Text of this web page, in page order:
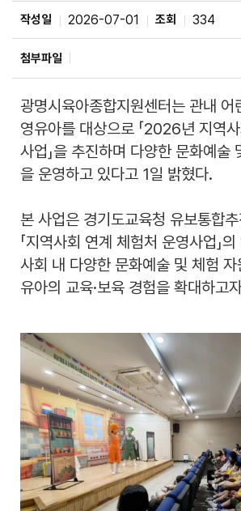
작성일 2026-07-01 조회 334
첨부파일
광명시육아종합지원센터는 관내 어
영유아를 대상으로 「2026년 지역
사업」을 추진하며 다양한 문화예술
을 운영하고 있다고 1일 밝혔다.
본 사업은 경기도교육청 유보통합
「지역사회 연계 체험처 운영사업」
사회 내 다양한 문화예술 및 체험
유아의 교육·보육 경험을 확대하고